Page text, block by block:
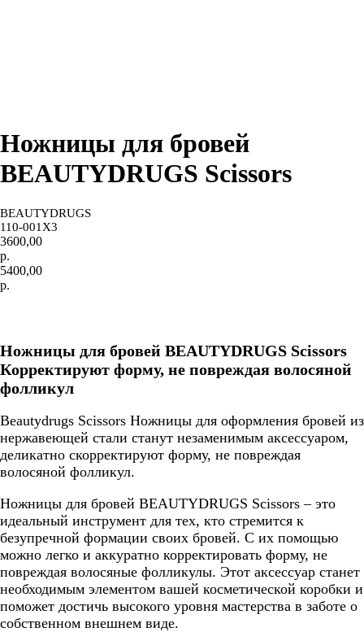
Ножницы для бровей
BEAUTYDRUGS Scissors
BEAUTYDRUGS
110-001X3
3600,00
р.
5400,00
р.
Ножницы для бровей BEAUTYDRUGS Scissors
Корректируют форму, не повреждая волосяной
фолликул
Beautydrugs Scissors Ножницы для оформления бровей из
нержавеющей стали станут незаменимым аксессуаром,
деликатно скорректируют форму, не повреждая
волосяной фолликул.
Ножницы для бровей BEAUTYDRUGS Scissors – это
идеальный инструмент для тех, кто стремится к
безупречной формации своих бровей. С их помощью
можно легко и аккуратно корректировать форму, не
повреждая волосяные фолликулы. Этот аксессуар станет
необходимым элементом вашей косметической коробки и
поможет достичь высокого уровня мастерства в заботе о
собственном внешнем виде.